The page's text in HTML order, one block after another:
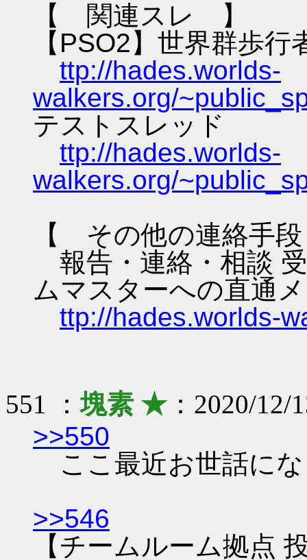
【 関連スレ 】
【PSO2】世界群歩
ttp://hades.worlds-
walkers.org/
テストスレッド
ttp://hades.worlds-
walkers.org/
【 その他の連絡手
報告・連絡・相談
ムマスターへの直通
ttp://hades.worlds-
551 ：塊素 ★：2020/12/
>>550
ここ最近お世話に
>>546
【チームルーム拠点